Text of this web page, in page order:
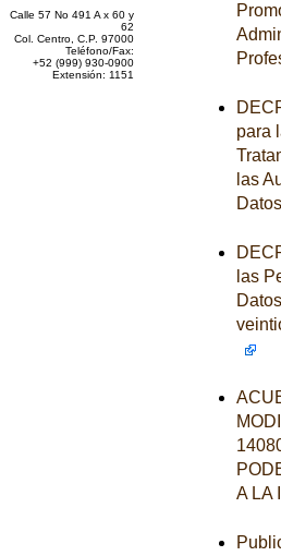
Calle 57 No 491 A x 60 y
62
Col. Centro, C.P. 97000
Teléfono/Fax:
+52 (999) 930-0900
Extensión: 1151
para
las
las
A LA